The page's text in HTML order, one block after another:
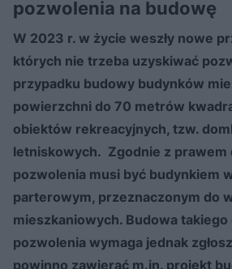
pozwolenia na budowę
W 2023 r. w życie weszły nowe
których nie trzeba uzyskiwać
przypadku budowy budynków
powierzchni do 70 metrów
obiektów rekreacyjnych, tzw.
letniskowych. Zgodnie z prawem
pozwolenia musi być budynkiem
parterowym, przeznaczonym do
mieszkaniowych. Budowa takiego
pozwolenia wymaga jednak
powinno zawierać m.in. projekt